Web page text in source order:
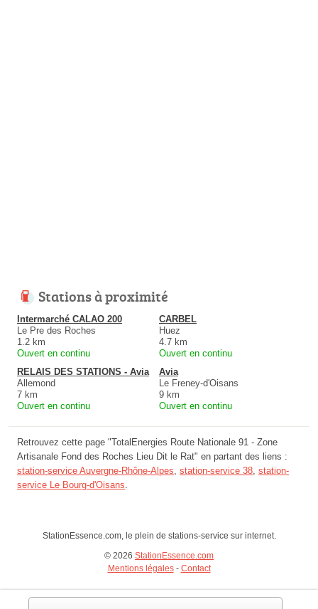
Stations à proximité
Intermarché CALAO 200
Le Pre des Roches
1.2 km
Ouvert en continu
CARBEL
Huez
4.7 km
Ouvert en continu
RELAIS DES STATIONS - Avia
Allemond
7 km
Ouvert en continu
Avia
Le Freney-d'Oisans
9 km
Ouvert en continu
Retrouvez cette page "TotalEnergies Route Nationale 91 - Zone
Artisanale Fond des Roches Lieu Dit le Rat" en partant des liens :
station-service Auvergne-Rhône-Alpes, station-service 38, station-
service Le Bourg-d'Oisans.
StationEssence.com, le plein de stations-service sur internet.
© 2026 StationEssence.com
Mentions légales- Contact